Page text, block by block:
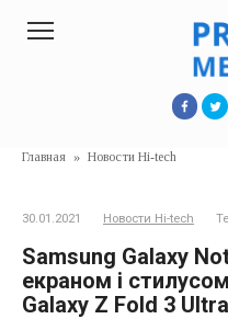
Главная » Новости Hi-tech
30.01.2021 Новости Hi-tech
Samsung Galaxy
екраном і
Galaxy Z Fold 3 Ultra